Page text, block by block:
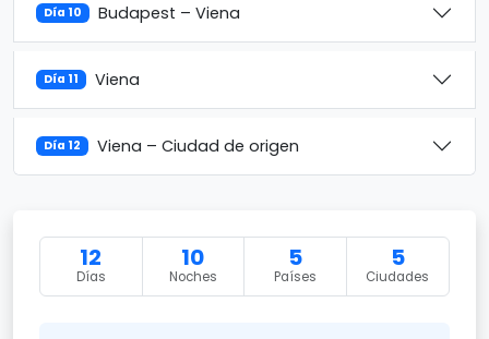
Día 10 Budapest – Viena
Día 11 Viena
Día 12 Viena – Ciudad de origen
12
Días
10
Noches
5
Países
5
Ciudades